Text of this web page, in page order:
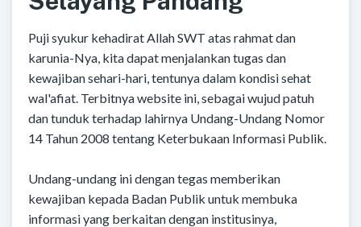
Puji syukur kehadirat Allah SWT atas rahmat dan
karunia-Nya, kita dapat menjalankan tugas dan
kewajiban sehari-hari, tentunya dalam kondisi sehat
wal'afiat. Terbitnya website ini, sebagai wujud patuh
dan tunduk terhadap lahirnya Undang-Undang Nomor
14 Tahun 2008 tentang Keterbukaan Informasi Publik.
Undang-undang ini dengan tegas memberikan
kewajiban kepada Badan Publik untuk membuka
informasi yang berkaitan dengan institusinya,